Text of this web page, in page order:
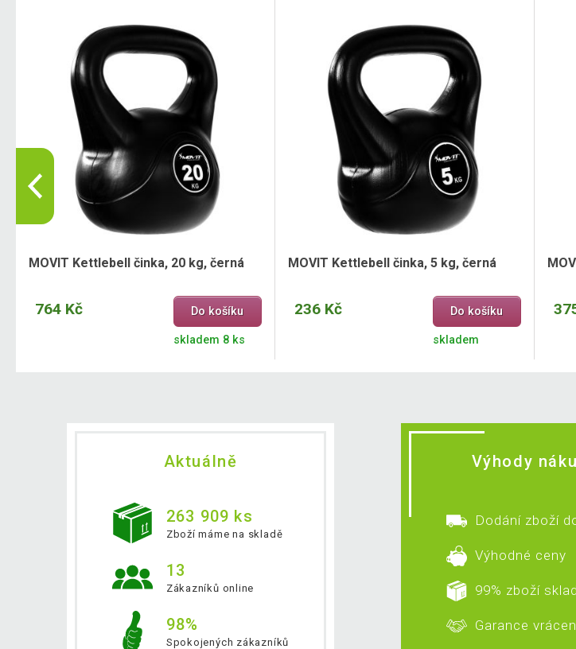
MOVIT Kettlebell činka, 20 kg, černá
764 Kč Do košíku
skladem 8 ks
MOVIT Kettlebell činka, 5 kg, černá
236 Kč Do košíku
skladem
Aktuálně
263 909 ks
Zboží máme na skladě
13
Zákazníků online
98%
Spokojených zákazníků
Výhody
Dodání zboží
Výhodné ceny
99% zboží
Garance